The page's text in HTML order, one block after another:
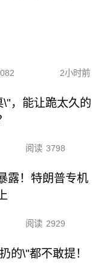
2小时前
，能让跪太久的
阅读 3798
露！特朗普专机
阅读 2929
的\"都不敢提！